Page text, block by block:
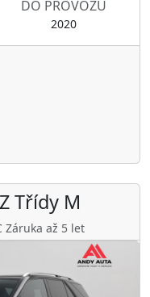
DO PROVOZU
2020
Třídy M
Záruka až 5 let